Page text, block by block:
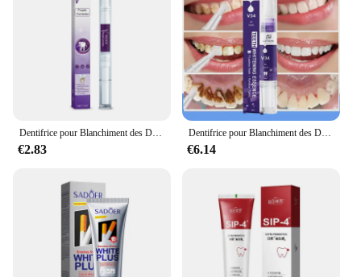
Dentifrice pour Blanchiment des Dents, Élimination Rapide de la struction ée, Café, Thé, SAF Books, Hygiène Bucco-Dentaire, Haleine Fraîche, Wiltshire, Outils Dentaires
€2.83
Dentifrice pour Blanchiment des Dents, Élimination Rapide de la struction ée, Café, Thé, SAF Books, Hygiène Bucco-Dentaire, Haleine Fraîche, Wiltshire, Outils Dentaires
€6.14